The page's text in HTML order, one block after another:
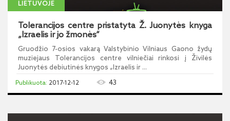
LIETUVOJE
Tolerancijos centre pristatyta Ž. Juonytės knyga
„Izraelis ir jo žmonės“
Gruodžio 7-osios vakarą Valstybinio Vilniaus Gaono žydų
muziejaus Tolerancijos centre vilniečiai rinkosi į Živilės
Juonytės debiutinės knygos „Izraelis ir ...
2017-12-12 43